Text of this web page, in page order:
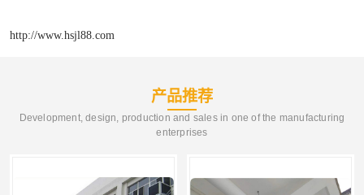
http://www.hsjl88.com
产品推荐
Development, design, production and sales in one of the manufacturing
enterprises